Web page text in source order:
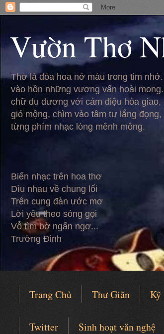
Vườn Thơ
Thơ là đóa hoa nở màu trong tim
vào hồn những vương vấn hoài
chữ du dương với cảm điệu hòa
gió mộng, chìm vào tâm tư lắng
từng phím nhạc lòng mênh mông.
Biển nhạc trên hoa thơ
Dìu nhau về chung lối
Trên cung đàn ước mơ
Lời yêu theo sóng gọi
Vỗ tìm bờ ngẩn ngơ...
Trường Đinh
Trang Chủ Thư Giãn Kỹ
Twitter Sinh hoạt văn nghệ